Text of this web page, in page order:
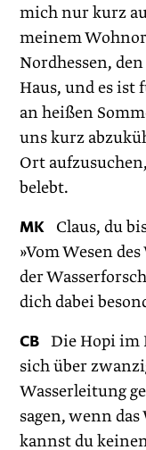
mich nur kurz
meinem
Nordhessen,
Haus, und es ist
an heißen
uns kurz
Ort
belebt.
MK Claus, du
»Vom Wesen
der
dich dabei
CB Die Hopi im
sich über
Wasserleitung
sagen, wenn
kannst du